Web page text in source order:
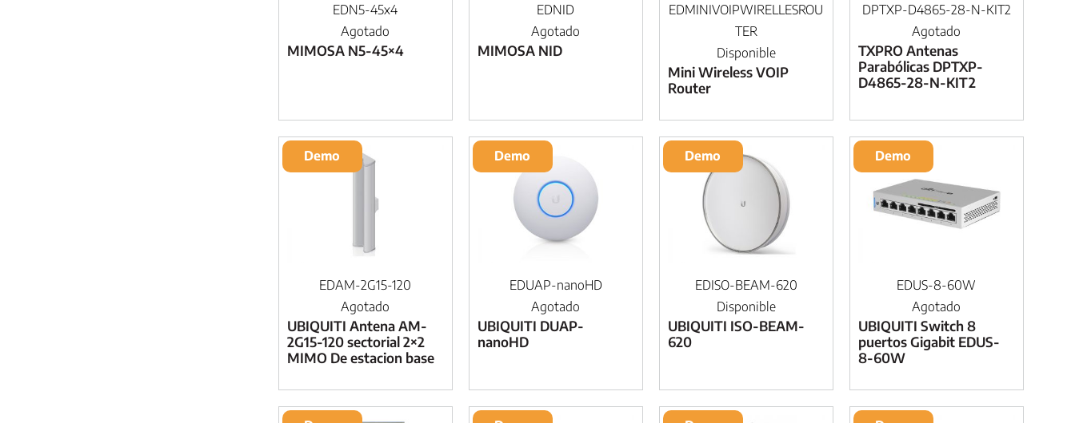
EDN5-45x4
Agotado
MIMOSA N5-45×4
EDNID
Agotado
MIMOSA NID
EDMINIVOIPWIRELLESROU
TER
Disponible
Mini Wireless VOIP
Router
DPTXP-D4865-28-N-KIT2
Agotado
TXPRO Antenas
Parabólicas DPTXP-
D4865-28-N-KIT2
EDAM-2G15-120
Agotado
UBIQUITI Antena AM-
2G15-120 sectorial 2×2
MIMO De estacion base
Demo
EDUAP-nanoHD
Agotado
UBIQUITI DUAP-
nanoHD
Demo
EDISO-BEAM-620
Disponible
UBIQUITI ISO-BEAM-
620
Demo
EDUS-8-60W
Agotado
UBIQUITI Switch 8
puertos Gigabit EDUS-
8-60W
Demo